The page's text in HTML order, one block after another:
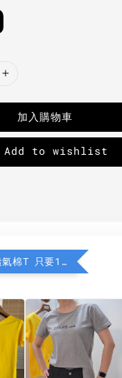
加入購物車
Add to wishlist
加購 MIT防曬透氣棉T 只要190元